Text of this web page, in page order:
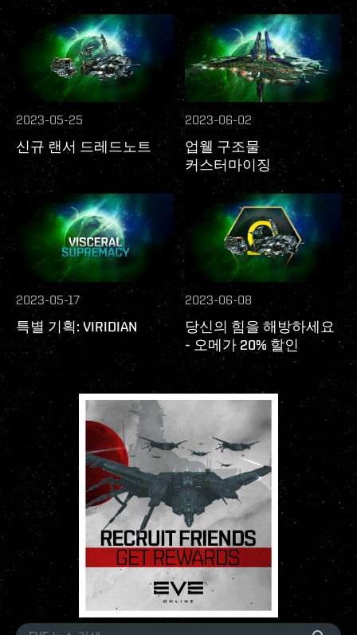
2023-05-25
신규 랜서 드레드노트
2023-06-02
업웰 구조물
커스터마이징
2023-05-17
특별 기획: VIRIDIAN
2023-06-08
당신의 힘을 해방하세요
- 오메가 20% 할인